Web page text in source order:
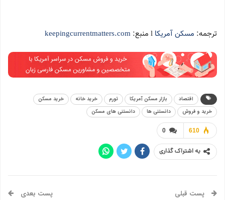
ترجمه: مسکن آمریکا keepingcurrentmatters.com
اقتصاد بازار مسکن آمریکا تورم خرید خانه
خرید مسکن
خرید و فروش
دانستنی ها دانستنی های مسکن
0 610
به اشتراک گذاری
پست قبلی پست بعدی